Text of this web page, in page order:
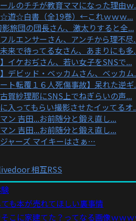
ルのチチが教育ママになった理由ｗ
☆遊☆白書（全19巻）←これｗｗｗ...
影旅団の団長さん、激太りすると全...
ルエンサーさん、アンチから理不尽
未来で待ってる女さん、あまりにも多
】イケおぢさん、若い女子をSNSで...
】デビッド・ベッカムさん、ベッカム
ート転覆１６人死傷事故】呆れた逆ギ
賀紗理那にSNS上でねぎらいの声...
入ってもらい撮影させたイッてるオ
ン 吉田...お前随分と鍛え直し...
ン 吉田...お前随分と鍛え直し...
ャーズ マイキーはさぁ…
相互RSS
も本が売れてほしい裏事情
そこに家建てた？ってなる画像ｗｗ